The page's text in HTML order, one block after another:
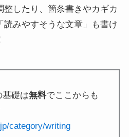
したり、箇条書きやカギカ
読みやすそうな文章」も書け
基礎は無料でここからも
category/writing